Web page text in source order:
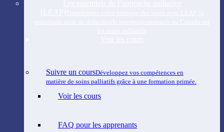
Suivre un coursDéveloppez vos compétences en
matière de soins palliatifs grâce à une formation primée.
Voir les cours
FAQ pour les apprenants